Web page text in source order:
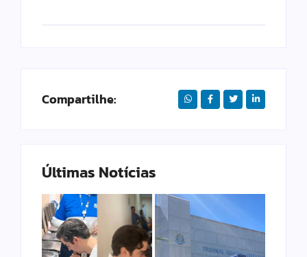
Compartilhe:
Últimas Notícias